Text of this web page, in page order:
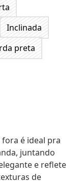
Inclinada
preta
é ideal pra
juntando
e reflete
de